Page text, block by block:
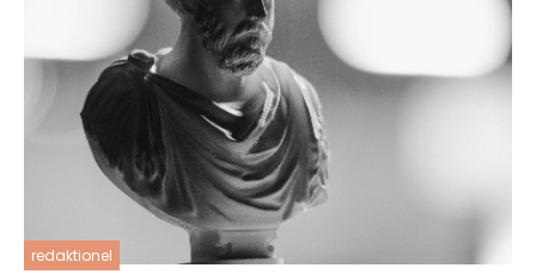
redaktionel